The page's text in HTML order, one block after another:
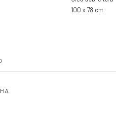
100 x 78 cm